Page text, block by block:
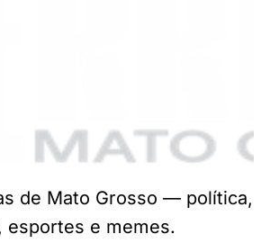
de Mato Grosso — política,
esportes e memes.